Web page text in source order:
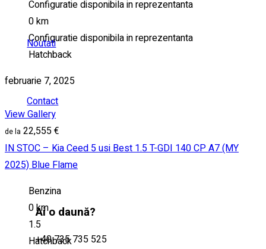
Noutati
Contact
Ai o daună?
+40 735 735 525
Configuratie disponibila in reprezentanta
0 km
Configuratie disponibila in reprezentanta
Hatchback
februarie 7, 2025
View Gallery
22,555 €
IN STOC – Kia Ceed 5 usi Best 1.5 T-GDI 140 CP A7 (MY
2025) Blue Flame
Benzina
0 km
1.5
Hatchback